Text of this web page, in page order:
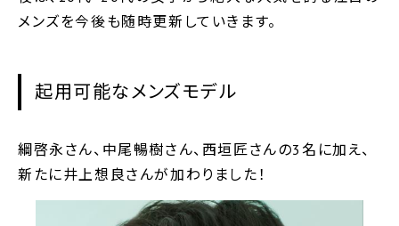
メンズを今後も随時更新していきます。
起用可能なメンズモデル
綱啓永さん、中尾暢樹さん、西垣匠さんの3名に加え、
新たに井上想良さんが加わりました！